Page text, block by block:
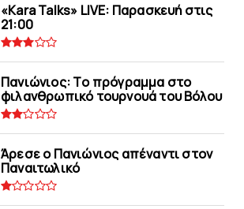
«Kara Talks» LIVE: Παρασκευή στις
21:00
Πανιώνιoς: Tο πρόγραμμα στο
φιλανθρωπικό τουρνουά του Bόλου
Άρεσε ο Πανιώνιος απέναντι στoν
Παναιτωλικό